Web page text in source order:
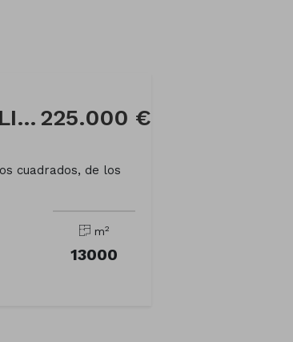
Finca rústica en Calle LALIN DE ARRIBA 225.000 €
cuadrados, de los
m2
13000